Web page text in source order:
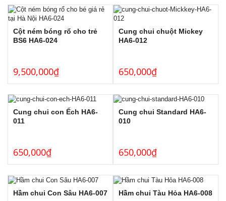
Cột ném bóng rổ cho trẻ
BS6 HA6-024
9,500,000₫
Cung chui chuột Mickey
HA6-012
650,000₫
Cung chui con Ếch HA6-
011
650,000₫
Cung chui Standard HA6-
010
650,000₫
Hầm chui Con Sâu HA6-007 Hầm chui Tàu Hỏa HA6-008